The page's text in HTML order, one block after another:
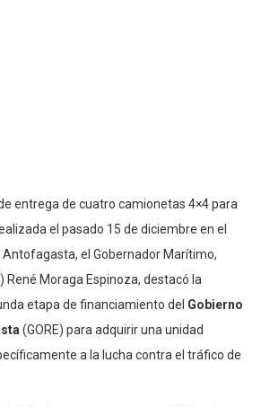
entrega de cuatro camionetas 4×4 para
el pasado 15 de diciembre en el
el Gobernador Marítimo,
René Moraga Espinoza, destacó la
etapa de financiamiento del Gobierno
(GORE) para adquirir una unidad
a la lucha contra el tráfico de